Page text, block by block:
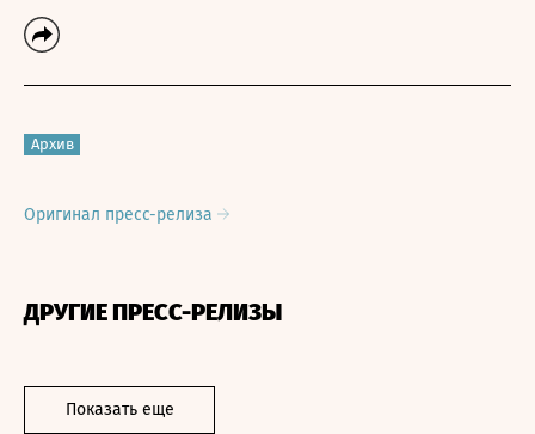
Архив
Оригинал пресс-релиза
ДРУГИЕ ПРЕСС-РЕЛИЗЫ
Показать еще